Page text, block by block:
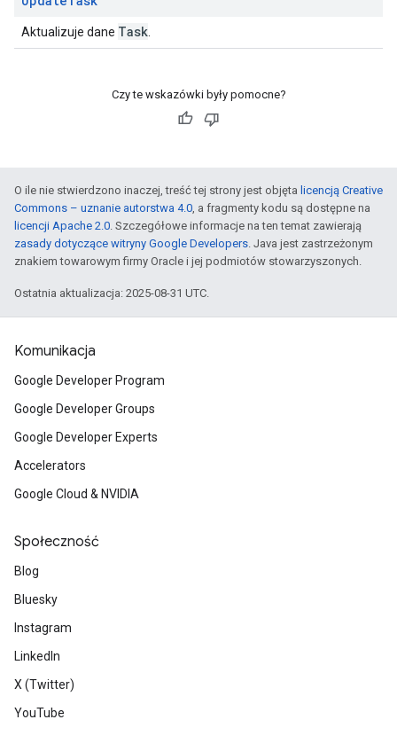
Aktualizuje dane Task
Czy te wskazówki były pomocne?
O ile nie stwierdzono inaczej, treść tej strony jest objęta licencją Creative
Commons – uznanie autorstwa 4.0, a fragmenty kodu są dostępne na
licencji Apache 2.0. Szczegółowe informacje na ten temat zawierają
zasady dotyczące witryny Google Developers. Java jest zastrzeżonym
znakiem towarowym firmy Oracle i jej podmiotów stowarzyszonych.
Ostatnia aktualizacja: 2025-08-31 UTC.
Komunikacja
Google Developer Program
Google Developer Groups
Google Developer Experts
Accelerators
Google Cloud & NVIDIA
Społeczność
Blog
Bluesky
Instagram
LinkedIn
X (Twitter)
YouTube